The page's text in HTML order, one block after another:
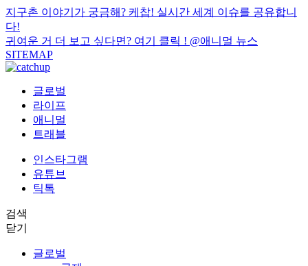
지구촌 이야기가 궁금해? 케찹! 실시간 세계 이슈를 공유합니
다!
귀여운 거 더 보고 싶다면? 여기 클릭 ! @애니멀 뉴스
SITEMAP
글로벌
라이프
애니멀
트래블
인스타그램
유튜브
틱톡
검색
닫기
글로벌